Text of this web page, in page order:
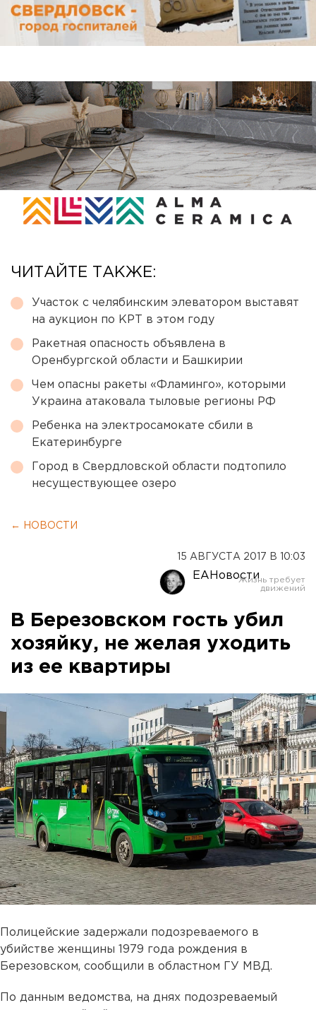
ЧИТАЙТЕ ТАКЖЕ:
Участок с челябинским элеватором выставят
на аукцион по КРТ в этом году
Ракетная опасность объявлена в
Оренбургской области и Башкирии
Чем опасны ракеты «Фламинго», которыми
Украина атаковала тыловые регионы РФ
Ребенка на электросамокате сбили в
Екатеринбурге
Город в Свердловской области подтопило
несуществующее озеро
← НОВОСТИ
15 АВГУСТА 2017 В 10:03
ЕАНовости
В Березовском гость убил
хозяйку, не желая уходить
из ее квартиры
Полицейские задержали подозреваемого в
убийстве женщины 1979 года рождения в
Березовском, сообщили в областном ГУ МВД.
По данным ведомства, на днях подозреваемый